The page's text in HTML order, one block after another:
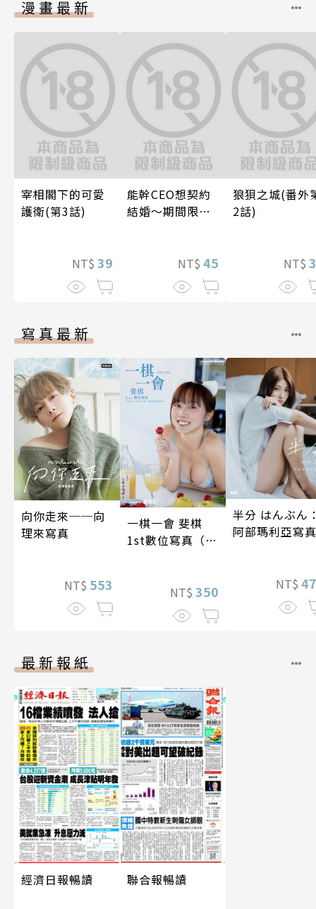
漫畫最新
宰相閣下的可愛
護衛(第3話)
NT$ 39
能幹CEO想契約
結婚～期間限定
NT$ 45
狼狽之城(番外
2話)
NT$
寫真最新
向你走來──向
理來寫真
NT$ 553
一棋一會 斐棋
1st數位寫真（含
NT$ 350
半分 はんぶん
阿部瑪利亞寫真
NT$
最新報紙
經濟日報暢讀
聯合報暢讀